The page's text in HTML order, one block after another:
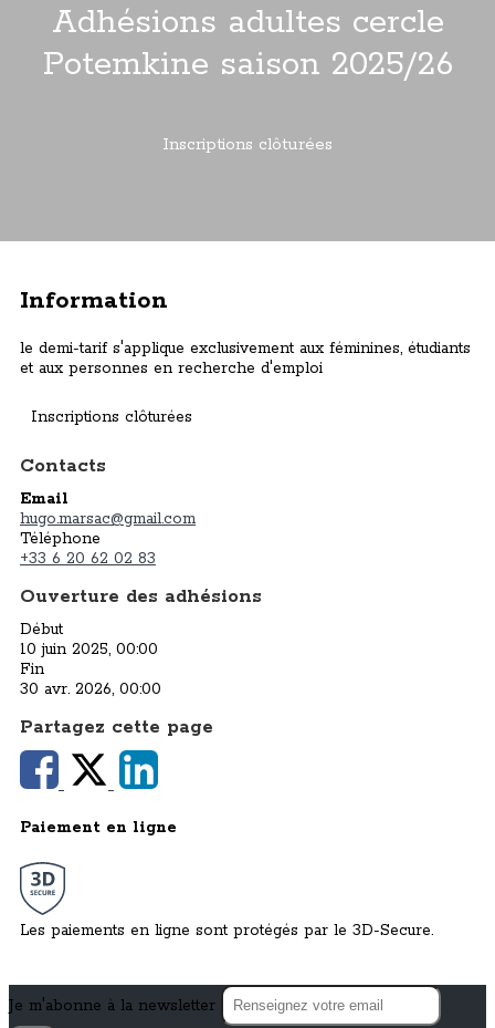
Adhésions adultes cercle
Potemkine saison 2025/26
Inscriptions clôturées
Information
le demi-tarif s'applique exclusivement aux féminines, étudiants
et aux personnes en recherche d'emploi
Inscriptions clôturées
Contacts
Email
hugo.marsac@gmail.com
Téléphone
+33 6 20 62 02 83
Ouverture des adhésions
Début
10 juin 2025, 00:00
Fin
30 avr. 2026, 00:00
Partagez cette page
Paiement en ligne
Les paiements en ligne sont protégés par le 3D-Secure.
Je m'abonne à la newsletter